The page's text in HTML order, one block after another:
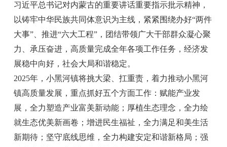
习近平总书记对内蒙古的重要讲话重要指示批示精神，
以铸牢中华民族共同体意识为主线，紧紧围绕办好“两件
大事”、推进“六大工程”，团结带领广大干部群众凝心聚
力、承压奋进，高质量完成全年各项工作任务，经济发
展稳中向好，社会大局和谐稳定。
2025年，小黑河镇将挑大梁、扛重责，着力推动小黑河
镇高质量发展，重点抓好五个方面工作：赋能产业发
展，全力塑造产业富美新动能；厚植生态理念，全力绘
就生态优美新画卷；增进民生福祉，全力满足和美生活
新期待；坚守底线思维，全力构建安定和谐新格局；强